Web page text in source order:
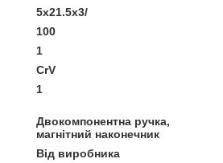
5x21.5x3/
100
1
CrV
1
Двокомпонентна ручка,
магнітний наконечник
Від виробника